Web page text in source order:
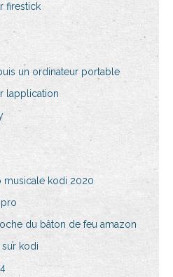
firestick
un ordinateur portable
lapplication
musicale kodi 2020
du bâton de feu amazon
sur kodi